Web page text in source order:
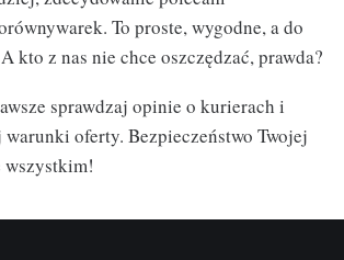
To proste, wygodne, a do
kto z nas nie chce oszczędzać, prawda?
sprawdzaj opinie o kurierach i
warunki oferty. Bezpieczeństwo Twojej
wszystkim!